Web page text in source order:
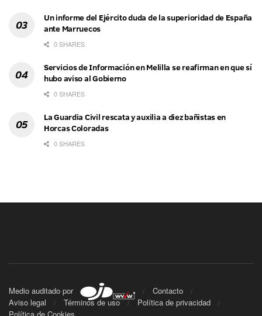
Un informe del Ejército duda de la superioridad de España
ante Marruecos
0 SHARES
Servicios de Información en Melilla se reafirman en que sí
hubo aviso al Gobierno
0 SHARES
La Guardia Civil rescata y auxilia a diez bañistas en
Horcas Coloradas
0 SHARES
Medio auditado por
Contacto
Aviso legal
Términos de uso
Política de privacidad
Política de Cookies